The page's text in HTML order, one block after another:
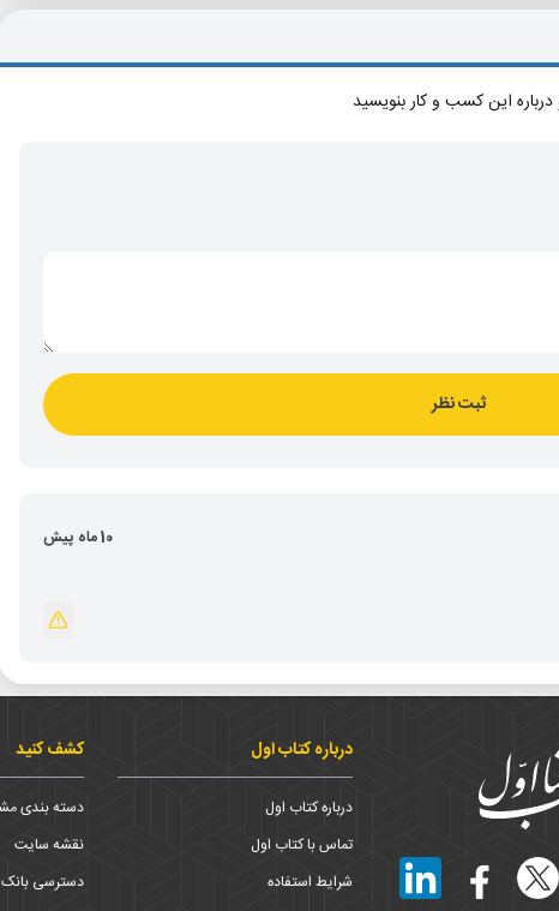
این کسب و کار بنویسید
ثبت نظر
10 ماه پیش
درباره کتاب اول
درباره کتاب اول
تماس با کتاب اول
شرایط استفاده
کشف کنید
دسته بندی
نقشه سایت
دسترسی